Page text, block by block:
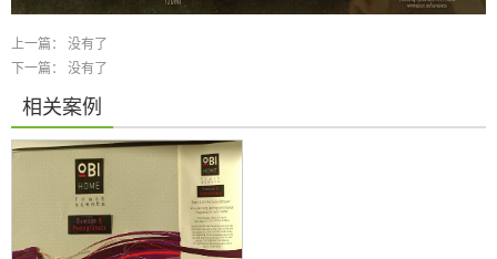
上一篇： 没有了
下一篇： 没有了
相关案例